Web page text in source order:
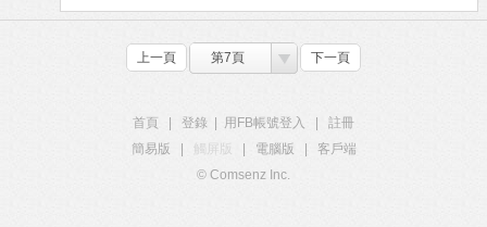
上一頁 第7頁 下一頁
首頁 登錄 用FB帳號登入
註冊
簡易版
觸屏版 電腦版
客戶端
© Comsenz Inc.